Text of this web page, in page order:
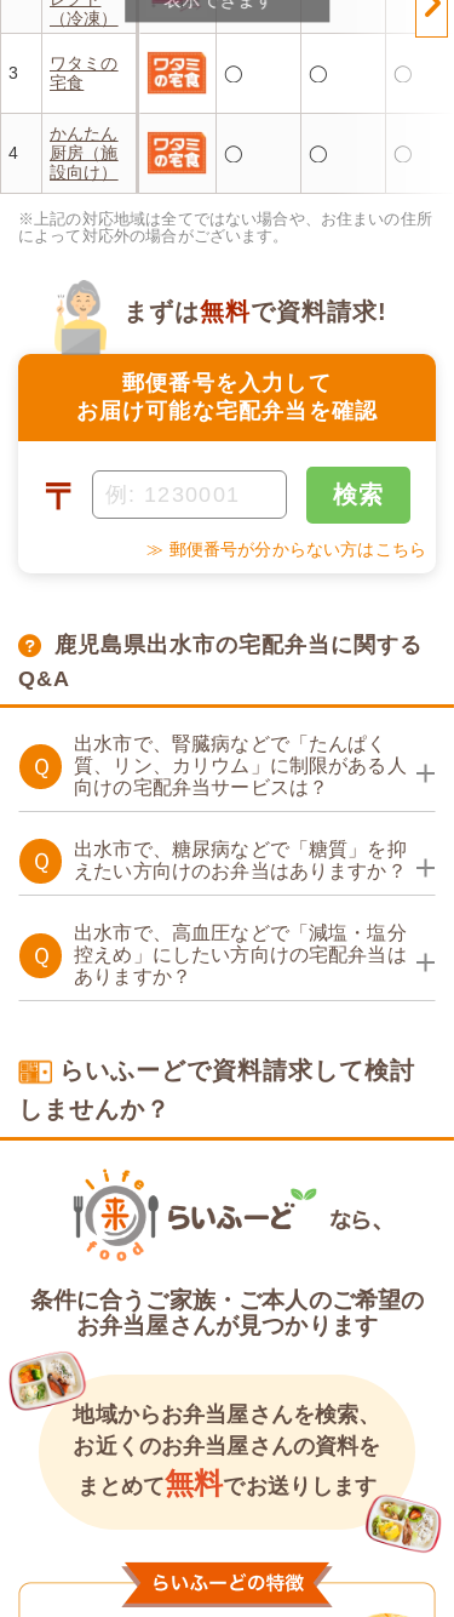
（冷凍）
3
ワタミの
宅食
◯ ◯ ◯
4
かんたん
厨房（施
設向け）
◯ ◯ ◯
※上記の対応地域は全てではない場合や、お住まいの住所
によって対応外の場合がございます。
郵便番号を入力して
お届け可能な宅配弁当を確認
まずは無料で資料請求!
〒 検索
≫ 郵便番号が分からない方はこちら
鹿児島県出水市の宅配弁当に関する
Q&A
Ｑ
出水市で、腎臓病などで「たんぱく
質、リン、カリウム」に制限がある人
向けの宅配弁当サービスは？
Ｑ
出水市で、糖尿病などで「糖質」を抑
えたい方向けのお弁当はありますか？
Ｑ
出水市で、高血圧などで「減塩・塩分
控えめ」にしたい方向けの宅配弁当は
ありますか？
らいふーどで資料請求して検討
しませんか？
条件に合うご家族・ご本人のご希望の
お弁当屋さんが見つかります
地域からお弁当屋さんを検索、
お近くのお弁当屋さんの資料を
まとめて無料でお送りします